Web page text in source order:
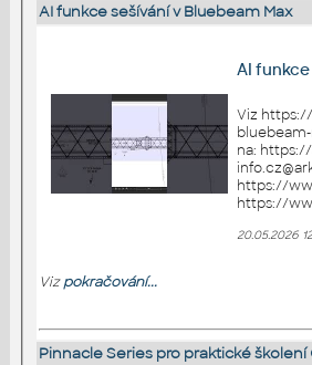
AI funkce sešívání v Bluebeam Max
AI
Viz
bluebeam-
na: https://
https://
20.05.2026
Vizpokračování...
Pinnacle Series pro praktické školení